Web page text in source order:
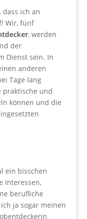
dass ich an
Wir, fünf
, werden
der
Dienst sein. In
anderen
Tage lang
praktische und
können und die
ein bisschen
Interessen,
berufliche
ja sogar meinen